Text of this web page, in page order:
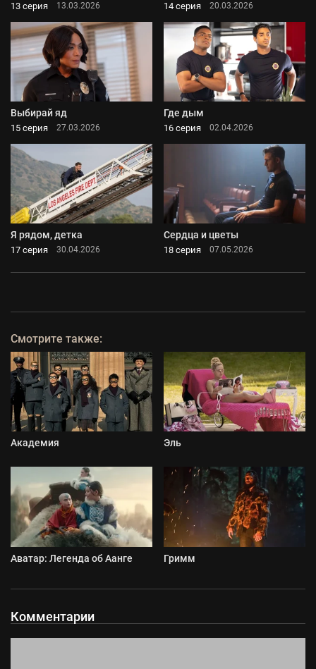
13 серия 13.03.2026 14 серия 20.03.2026
Выбирай яд
15 серия 27.03.2026
Где дым
16 серия 02.04.2026
Я рядом, детка
17 серия 30.04.2026
Сердца и цветы
18 серия 07.05.2026
Смотрите также:
Академия Эль
Аватар: Легенда об Аанге Гримм
Комментарии